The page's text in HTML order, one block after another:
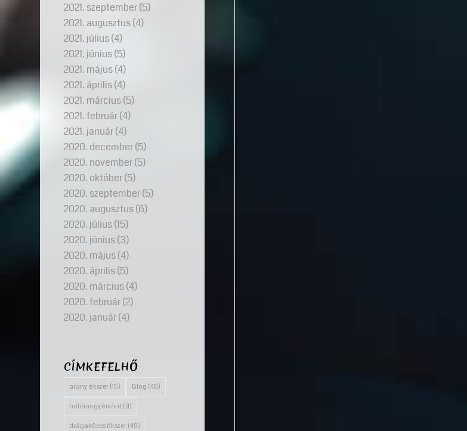
2021. szeptember(5)
2021. augusztus(4)
2021. július(4)
2021. június(5)
2021. május(4)
2021. április(4)
2021. március(5)
2021. február(4)
2021. január(4)
2020. december(5)
2020. november(5)
2020. október(5)
2020. szeptember(5)
2020. augusztus(6)
2020. július(15)
2020. június(3)
2020. május(4)
2020. április(5)
2020. március(4)
2020. február(2)
2020. január(4)
CÍMKEFELHŐ
arany ékszer (15) Blog (46)
briliáns gyémánt (9)
drágaköves ékszer (49)